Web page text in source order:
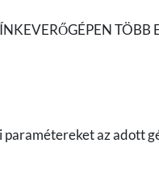
TÖBB
paramétereket az adott